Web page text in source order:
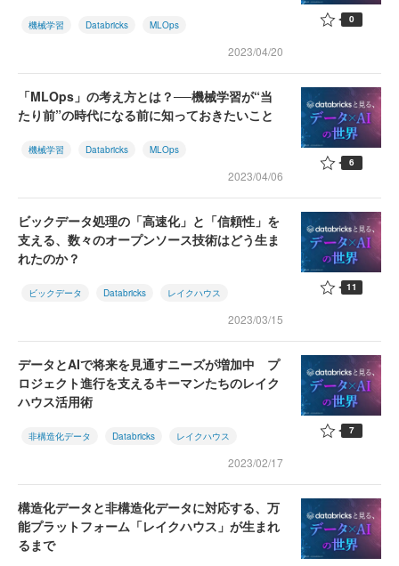
機械学習 Databricks MLOps
2023/04/20
0
「MLOps」の考え方とは？──機械学習が“当
たり前”の時代になる前に知っておきたいこと
機械学習 Databricks MLOps
2023/04/06
6
ビックデータ処理の「高速化」と「信頼性」を
支える、数々のオープンソース技術はどう生ま
れたのか？
ビックデータ Databricks レイクハウス
2023/03/15
11
データとAIで将来を見通すニーズが増加中 プ
ロジェクト進行を支えるキーマンたちのレイク
ハウス活用術
非構造化データ Databricks レイクハウス
2023/02/17
7
構造化データと非構造化データに対応する、万
能プラットフォーム「レイクハウス」が生まれ
るまで